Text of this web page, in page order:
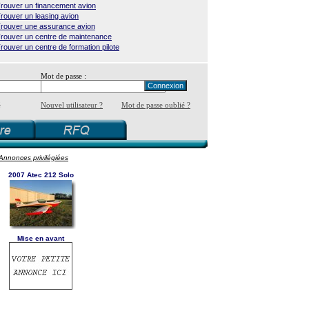
un financement avion
un leasing avion
une assurance avion
un centre de maintenance
un centre de formation pilote
Mot de passe :
Nouvel utilisateur ? Mot de passe oublié ?